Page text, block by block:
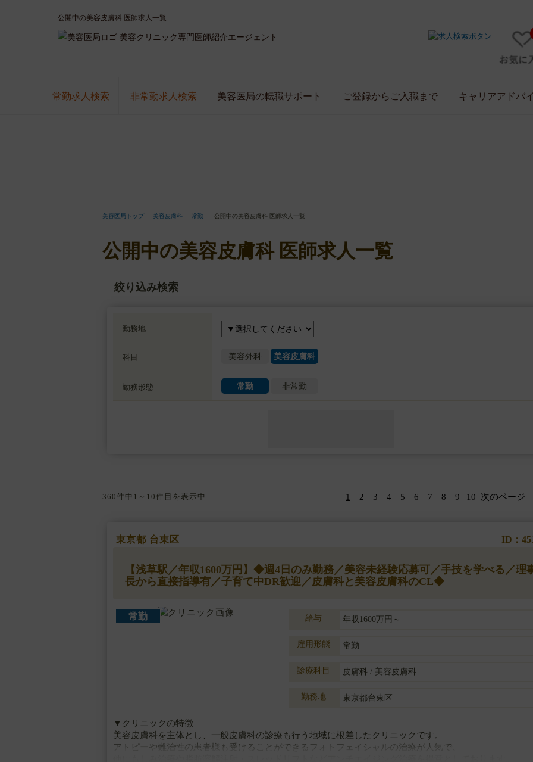
公開中の美容皮膚科 医師求人一覧
美容クリニック専門医師紹介エージェント
常勤求人検索 非常勤求人検索 美容医局の転職サポート ご登録からご入職まで キャリアアドバ
美容医局トップ 美容皮膚科 常勤 公開中の美容皮膚科 医師求人一覧
公開中の美容皮膚科 医師求人一覧
絞り込み検索
勤務地
科目 美容外科 美容皮膚科
勤務形態 常勤 非常勤
360件中1～10件目を表示中 1 2 3 4 5 6 7 8 9 10 次のページ
東京都 台東区 ID：
【浅草駅／年収1600万円】◆週4日のみ勤務／美容未経験応募可／手技を学べる／理
長から直接指導有／子育て中DR歓迎／皮膚科と美容皮膚科のCL◆
常勤 給与 年収1600万円～
雇用形態 常勤
診療科目 皮膚科 / 美容皮膚科
勤務地 東京都台東区
▼クリニックの特徴
美容皮膚科を主体とし、一般皮膚科の診療も行う地域に根差したクリニックです。
アトピーや難治性の患者様も受けることができるフォトフェイシャルの治療が人気で、